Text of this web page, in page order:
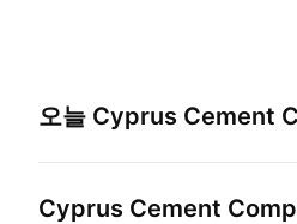
오늘 Cyprus Cement
Cyprus Cement